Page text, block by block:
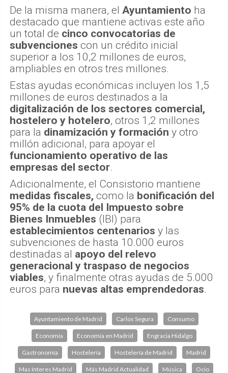
De la misma manera, el Ayuntamiento ha
destacado que mantiene activas este año
un total de cinco convocatorias de
subvenciones con un crédito inicial
superior a los 10,2 millones de euros,
ampliables en otros tres millones.
Estas ayudas económicas incluyen los 1,5
millones de euros destinados a la
digitalización de los sectores comercial,
hostelero y hotelero, otros 1,2 millones
para la dinamización y formación y otro
millón adicional, para apoyar el
funcionamiento operativo de las
empresas del sector.
Adicionalmente, el Consistorio mantiene
medidas fiscales, como la bonificación del
95% de la cuota del Impuesto sobre
Bienes Inmuebles (IBI) para
establecimientos centenarios y las
subvenciones de hasta 10.000 euros
destinadas al apoyo del relevo
generacional y traspaso de negocios
viables, y finalmente otras ayudas de 5.000
euros para nuevas altas emprendedoras.
Ayuntamiento de Madrid Carlos Segura Consumo
Economía Economía en Madrid Engracia Hidalgo
Gastronomía Hostelería Hostelería de Madrid Madrid
Mas Interes Madrid Más Madrid Actualidad Música Ocio